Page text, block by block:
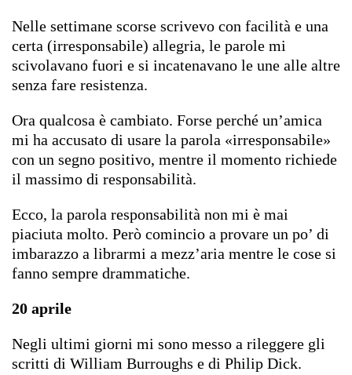
Nelle settimane scorse scrivevo con facilità e una
certa (irresponsabile) allegria, le parole mi
scivolavano fuori e si incatenavano le une alle altre
senza fare resistenza.
Ora qualcosa è cambiato. Forse perché un’amica
mi ha accusato di usare la parola «irresponsabile»
con un segno positivo, mentre il momento richiede
il massimo di responsabilità.
Ecco, la parola responsabilità non mi è mai
piaciuta molto. Però comincio a provare un po’ di
imbarazzo a librarmi a mezz’aria mentre le cose si
fanno sempre drammatiche.
20 aprile
Negli ultimi giorni mi sono messo a rileggere gli
scritti di William Burroughs e di Philip Dick.